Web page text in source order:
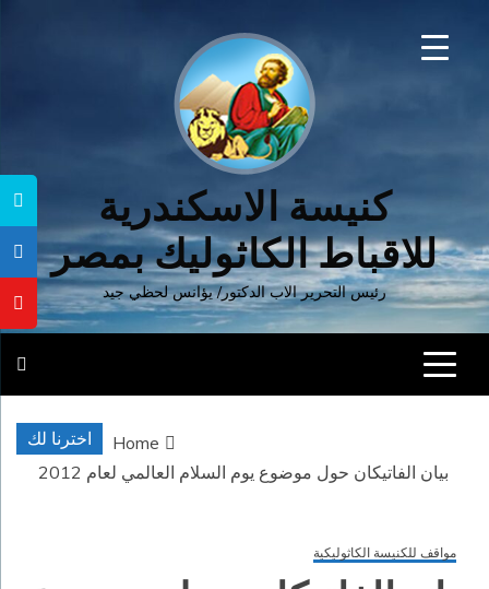
كنيسة الاسكندرية
للاقباط الكاثوليك بمصر
رئيس التحرير الاب الدكتور/ يؤانس لحظي جيد
اخترنا لك
Home
بيان الفاتيكان حول موضوع يوم السلام العالمي لعام 2012
مواقف للكنيسة الكاثوليكية